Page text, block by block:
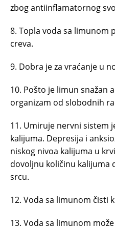
zbog antiinflamatornog
8. Topla voda sa limunom
creva.
9. Dobra je za vraćanje u
10. Pošto je limun snažan
organizam od slobodnih
11. Umiruje nervni sistem
kalijuma. Depresija i
niskog nivoa kalijuma u
dovoljnu količinu kalijuma
srcu.
12. Voda sa limunom čisti
13. Voda sa limunom